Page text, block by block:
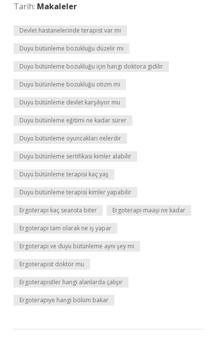
Tarih: Makaleler
Devlet hastanelerinde terapist var mı
Duyu bütünleme bozukluğu düzelir mi
Duyu bütünleme bozukluğu için hangi doktora gidilir
Duyu bütünleme bozukluğu otizm mi
Duyu bütünleme devlet karşılıyor mu
Duyu bütünleme eğitimi ne kadar sürer
Duyu bütünleme oyuncakları nelerdir
Duyu bütünleme sertifikası kimler alabilir
Duyu bütünleme terapisi kaç yaş
Duyu bütünleme terapisi kimler yapabilir
Ergoterapi kaç seansta biter Ergoterapi maaşı ne kadar
Ergoterapi tam olarak ne iş yapar
Ergoterapi ve duyu bütünleme aynı şey mi
Ergoterapist doktor mu
Ergoterapistler hangi alanlarda çalışır
Ergoterapiye hangi bölüm bakar